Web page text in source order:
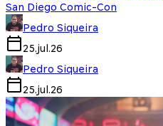
San Diego Comic-Con
Pedro Siqueira
25.jul.26
Pedro Siqueira
25.jul.26